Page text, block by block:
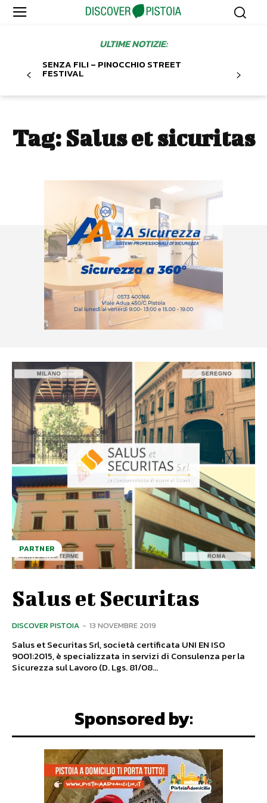
ULTIME NOTIZIE:
SENZA FILI – PINOCCHIO STREET
FESTIVAL
Tag: Salus et sicuritas
PARTNER
Salus et Securitas
DISCOVER PISTOIA - 13 NOVEMBRE 2019
Salus et Securitas Srl, società certificata UNI EN ISO
9001:2015, è specializzata in servizi di Consulenza per la
Sicurezza sul Lavoro (D. Lgs. 81/08...
Sponsored by: